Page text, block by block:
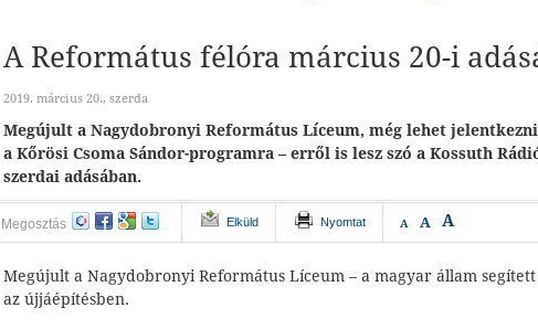
A Református félóra március 20-i
2019. március 20., szerda
Megújult a Nagydobronyi Református Líceum, még lehet jelentkezni
a Kőrösi Csoma Sándor-programra – erről is lesz szó a Kossuth
szerdai adásában.
Megosztás Elküld Nyomtat A A A
Megújult a Nagydobronyi Református Líceum – a magyar állam segített
az újjáépítésben.